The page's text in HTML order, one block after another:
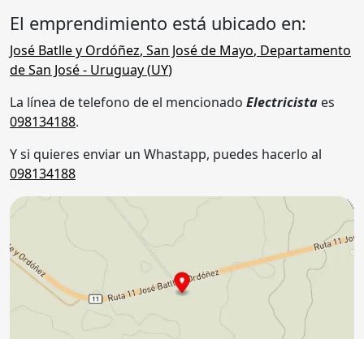
El emprendimiento está ubicado en:
José Batlle y Ordóñez, San José de Mayo, Departamento
de San José- Uruguay (UY)
La línea de telefono de el mencionado Electricista es
098134188.
Y si quieres enviar un Whastapp, puedes hacerlo al
098134188